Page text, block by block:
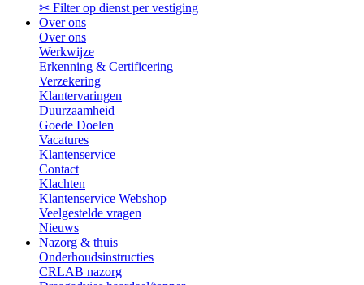
✂ Filter op dienst per vestiging
Over ons
Over ons
Werkwijze
Erkenning & Certificering
Verzekering
Klantervaringen
Duurzaamheid
Goede Doelen
Vacatures
Klantenservice
Contact
Klachten
Klantenservice Webshop
Veelgestelde vragen
Nieuws
Nazorg & thuis
Onderhoudsinstructies
CRLAB nazorg